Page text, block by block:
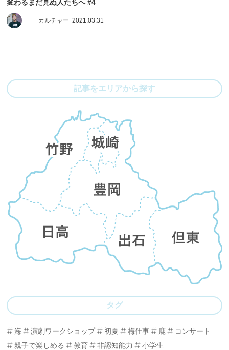
変わるまだ見ぬ人たちへ #4
カルチャー 2021.03.31
記事をエリアから探す
タグ
海 演劇ワークショップ 初夏 梅仕事 鹿
コンサート
親子で楽しめる
教育 非認知能力
小学生